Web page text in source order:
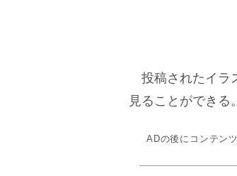
投稿されたイラ
見ることができる。
ADの後にコンテン